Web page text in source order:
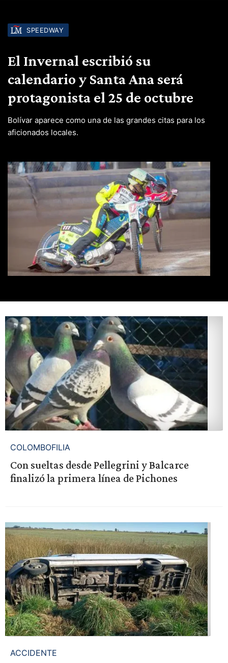
SPEEDWAY
El Invernal escribió su
calendario y Santa Ana será
protagonista el 25 de octubre
Bolívar aparece como una de las grandes citas para los
aficionados locales.
COLOMBOFILIA
Con sueltas desde Pellegrini y Balcarce
finalizó la primera línea de Pichones
ACCIDENTE